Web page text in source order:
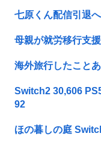
七原くん配信引退
母親が就労移行支
海外旅行したこと
Switch2 30,606
92
ほの暮しの庭